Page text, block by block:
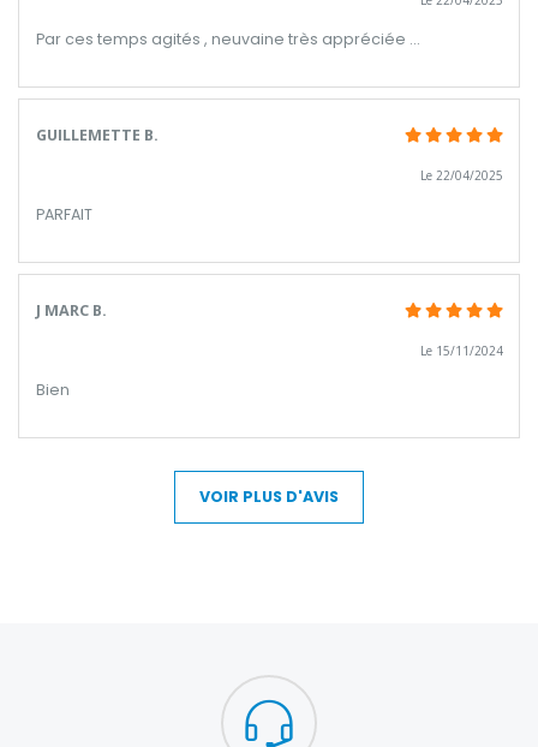
Par ces temps agités , neuvaine très appréciée ...
GUILLEMETTE B.
Le 22/04/2025
PARFAIT
J MARC B.
Le 15/11/2024
Bien
VOIR PLUS D'AVIS